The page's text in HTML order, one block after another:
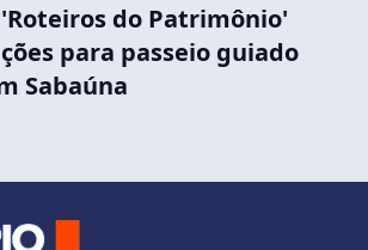
do Patrimônio'
para passeio guiado
Sabaúna